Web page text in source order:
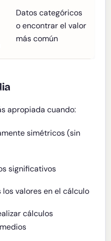
Datos categóricos
o encontrar el valor
más común
apropiada cuando:
simétricos (sin
significativos
valores en el cálculo
cálculos